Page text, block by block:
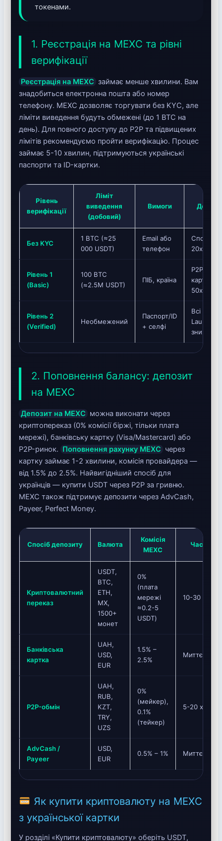
токенами.
1. Реєстрація на MEXC та рівні
верифікації
Реєстрація на MEXC займає менше хвилини. Вам
знадобиться електронна пошта або номер
телефону. MEXC дозволяє торгувати без KYC, але
ліміти виведення будуть обмежені (до 1 BTC на
день). Для повного доступу до P2P та підвищених
лімітів рекомендуємо пройти верифікацію. Процес
займає 5-10 хвилин, підтримуються українські
паспорти та ID-картки.
Рівень
верифікації
Ліміт
виведення
(добовий)
Вимоги
Без KYC
1 BTC (≈25
000 USDT)
Email або
телефон
Спот,
20x,
Рівень 1
(Basic)
100 BTC
(≈2.5M USDT)
ПІБ, країна
P2P,
картку,
50x
Рівень 2
(Verified)
Необмежений
Паспорт/ID
+ селфі
Всі
знижені
2. Поповнення балансу: депозит
на MEXC
Депозит на MEXC можна виконати через
криптопереказ (0% комісії біржі, тільки плата
мережі), банківську картку (Visa/Mastercard) або
P2P-ринок. Поповнення рахунку MEXC через
картку займає 1-2 хвилини, комісія провайдера —
від 1.5% до 2.5%. Найвигідніший спосіб для
українців — купити USDT через P2P за гривню.
MEXC також підтримує депозити через AdvCash,
Payeer, Perfect Money.
Спосіб депозиту Валюта
Комісія
MEXC
Час
Криптовалютний
переказ
USDT,
BTC,
ETH,
MX,
1500+
монет
0%
(плата
мережі
≈0.2-5
USDT)
10-30 хв
Банківська
картка
UAH,
USD,
EUR
1.5% –
2.5%
Миттєво
P2P-обмін
UAH,
RUB,
KZT,
TRY,
UZS
0%
(мейкер),
0.1%
(тейкер)
5-20 хв
AdvCash /
Payeer
USD,
EUR
0.5% – 1% Миттєво
Як купити криптовалюту на MEXC
з української картки
У розділі «Купити криптовалюту» оберіть USDT,